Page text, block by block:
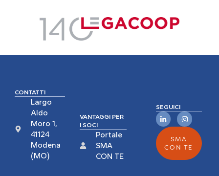
CONTATTI
Largo
Aldo
Moro 1,
41124
Modena
(MO)
VANTAGGI PER
I SOCI
Portale
SMA
CON TE
SEGUICI
SMA
CON TE